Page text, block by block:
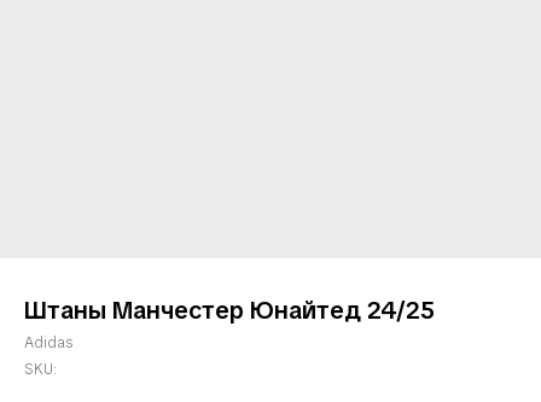
Штаны Манчестер Юнайтед 24/25
Adidas
SKU: